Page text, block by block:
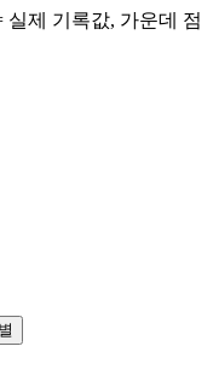
실제 기록값, 가운데 점